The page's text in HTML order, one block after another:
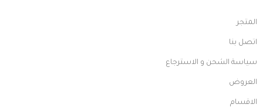
المتجر
اتصل بنا
سياسة الشحن و الاسترجاع
العروض
الاقسام